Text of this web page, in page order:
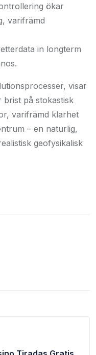
ökar
varifrämd
in longterm
visar
brist på stokastisk
varifrämd klarhet
– en naturlig,
geofysikalisk